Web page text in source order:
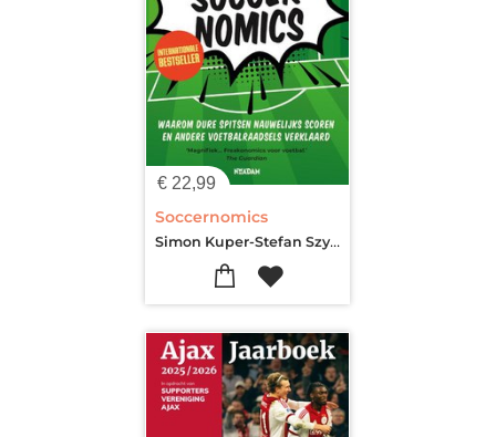
€ 22,99
Soccernomics
Simon Kuper-Stefan Szymanski